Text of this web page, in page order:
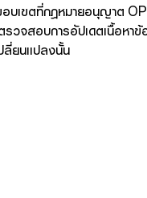
ขอบเขตที่กฎหมายอนุญาต
วจสอบการอัปเดตเนื้อหา
ลี่ยนแปลงนั้น